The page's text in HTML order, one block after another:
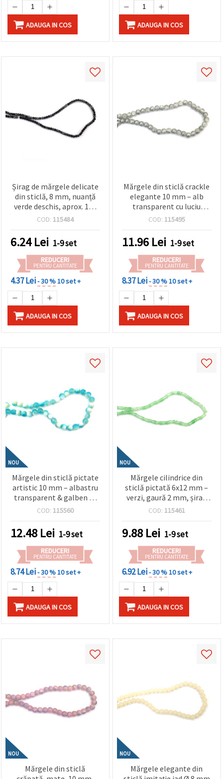
ADAUGA IN COS ADAUGA IN COS
Șirag de mărgele delicate
din sticlă, 8 mm, nuanță
verde deschis, aprox. 100
buc – ideale pentru
creații inspirate de
primăvară
COD: 115484
6.24Lei 1-9 set
REDUCERI
PENTRU CANTITATE
4.37 Lei- 30 %10 set +
ADAUGA IN COS
Mărgele din sticlă crackle
elegante 10 mm – alb
transparent cu luciu
argintiu, șirag ~85 buc.
COD: 115495
11.96 Lei 1-9 set
REDUCERI
PENTRU CANTITATE
8.37 Lei- 30 %10 set +
ADAUGA IN COS
NOU
Mărgele din sticlă pictate
artistic 10 mm – albastru
transparent & galben cu
vopsea albă, gaură 1 mm,
pentru realizarea de
bijuterii vibrante
handmade
COD: 115560
12.48 Lei 1-9 set
REDUCERI
PENTRU CANTITATE
8.74 Lei- 30 %10 set +
ADAUGA IN COS
NOU
Mărgele cilindrice din
sticlă pictată 6x12 mm –
verzi, gaură 2 mm, șirag
~65 buc. – perfecte pentru
și proiecte DIY creative
COD: 115461
9.88 Lei 1-9 set
REDUCERI
PENTRU CANTITATE
6.92 Lei- 30 %10 set +
ADAUGA IN COS
NOU
Mărgele din sticlă
NOU
Mărgele elegante din